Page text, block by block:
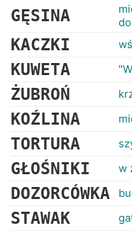
GĘSINA
KACZKI
KUWETA
ŻUBROŃ
KOŹLINA
TORTURA
GŁOŚNIKI w
DOZORCÓWKA
STAWAK